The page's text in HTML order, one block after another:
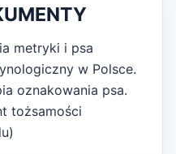
metryki i psa
w Polsce.
oznakowania psa.
tożsamości